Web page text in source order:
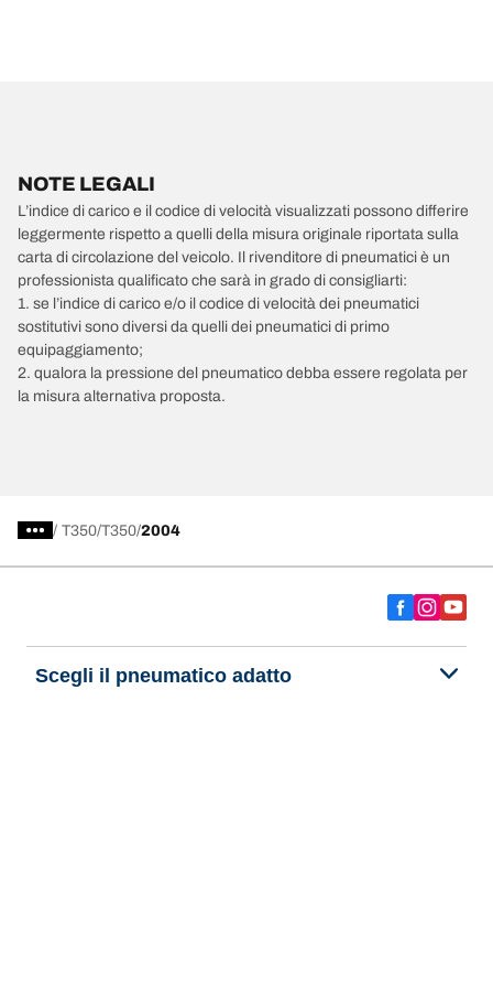
NOTE LEGALI
L’indice di carico e il codice di velocità visualizzati possono differire
leggermente rispetto a quelli della misura originale riportata sulla
carta di circolazione del veicolo. Il rivenditore di pneumatici è un
professionista qualificato che sarà in grado di consigliarti:
1. se l’indice di carico e/o il codice di velocità dei pneumatici
sostitutivi sono diversi da quelli dei pneumatici di primo
equipaggiamento;
2. qualora la pressione del pneumatico debba essere regolata per
la misura alternativa proposta.
/ T350 T350 2004
Scegli il pneumatico adatto